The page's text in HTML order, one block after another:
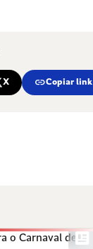
X linkCopiar link
newsmode